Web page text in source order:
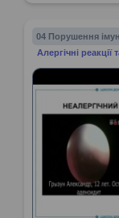
04 Порушення
Алергічні реакції